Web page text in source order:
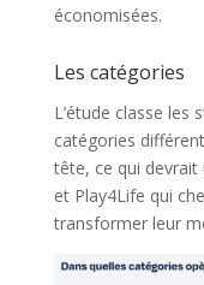
économisées.
Les catégories
L’étude classe les
catégories
tête, ce qui devrait
et Play4Life qui
transformer leur